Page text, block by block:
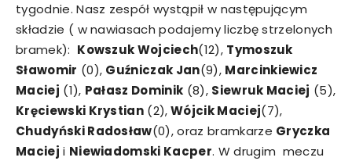
tygodnie. Nasz zespół wystąpił w następującym
składzie ( w nawiasach podajemy liczbę strzelonych
bramek): Kowszuk Wojciech(12), Tymoszuk
Sławomir (0), Guźniczak Jan(9), Marcinkiewicz
Maciej (1), Pałasz Dominik (8), Siewruk Maciej (5),
Kręciewski Krystian (2),Wójcik Maciej(7),
Chudyński Radosław(0), oraz bramkarze Gryczka
Maciej i Niewiadomski Kacper. W drugim meczu